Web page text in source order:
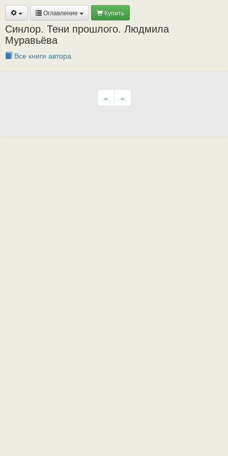
Оглавление Купить
Синлор. Тени прошлого. Людмила
Муравьёва
Все книги автора
« »